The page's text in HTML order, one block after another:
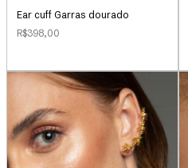
Ear cuff Garras dourado
R$398,00